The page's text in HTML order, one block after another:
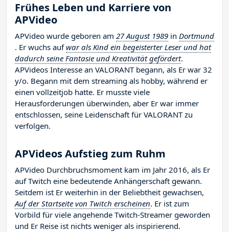
Frühes Leben und Karriere von
APVideo
APVideo wurde geboren am 27 August 1989 in Dortmund
. Er wuchs aufwar als Kind ein begeisterter Leser und hat
dadurch seine Fantasie und Kreativität gefördert.
APVideos Interesse an VALORANT begann, als Er war 32
y/o. Begann mit dem streaming als hobby, während er
einen vollzeitjob hatte. Er musste viele
Herausforderungen überwinden, aber Er war immer
entschlossen, seine Leidenschaft für VALORANT zu
verfolgen.
APVideos Aufstieg zum Ruhm
APVideo Durchbruchsmoment kam im Jahr 2016, als Er
auf Twitch eine bedeutende Anhängerschaft gewann.
Seitdem ist Er weiterhin in der Beliebtheit gewachsen,
Auf der Startseite von Twitch erscheinen. Er ist zum
Vorbild für viele angehende Twitch-Streamer geworden
und Er Reise ist nichts weniger als inspirierend.